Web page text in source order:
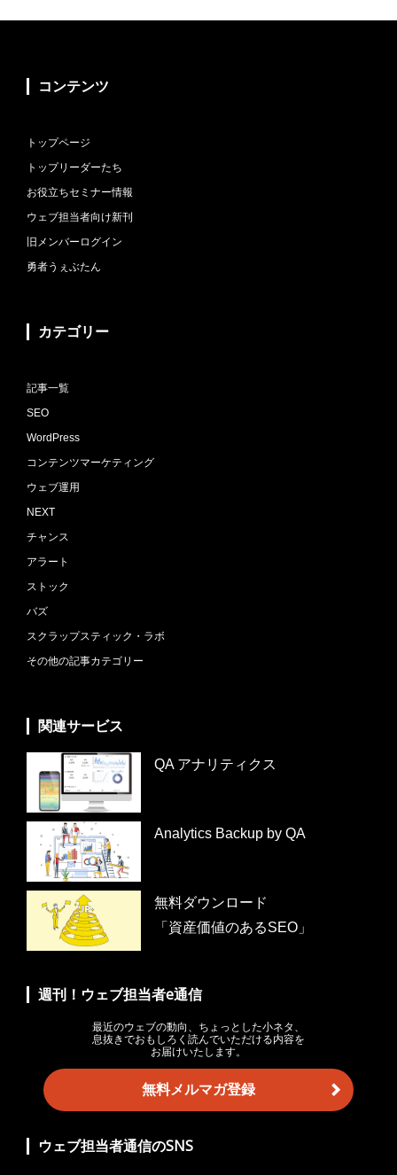
コンテンツ
トップページ
トップリーダーたち
お役立ちセミナー情報
ウェブ担当者向け新刊
旧メンバーログイン
勇者うぇぶたん
カテゴリー
記事一覧
SEO
WordPress
コンテンツマーケティング
ウェブ運用
NEXT
チャンス
アラート
ストック
バズ
スクラップスティック・ラボ
その他の記事カテゴリー
関連サービス
QA アナリティクス
Analytics Backup by QA
無料ダウンロード
「資産価値のあるSEO」
週刊！ウェブ担当者e通信
最近のウェブの動向、ちょっとした小ネタ、
息抜きでおもしろく読んでいただける内容を
お届けいたします。
無料メルマガ登録
ウェブ担当者通信のSNS